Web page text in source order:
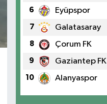
6 Eyüpspor
7 Galatasaray
8 Çorum FK
9 Gaziantep FK
10 Alanyaspor